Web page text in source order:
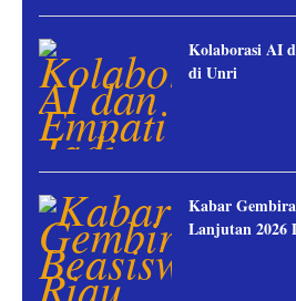
Kolaborasi AI
di Unri
Kabar
Lanjutan 2026